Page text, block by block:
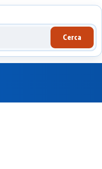
Cerca